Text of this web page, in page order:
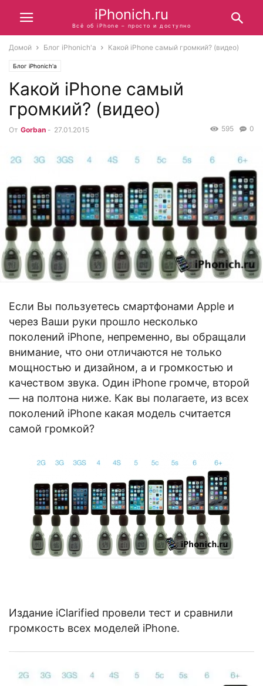
iPhonich.ru
Всё об iPhone – просто и доступно
Домой Блог iPhonich'a Какой iPhone самый громкий? (видео)
Блог iPhonich'a
Какой iPhone самый
громкий? (видео)
От Gorban - 27.01.2015 0
595
Если Вы пользуетесь смартфонами Apple и
через Ваши руки прошло несколько
поколений iPhone, непременно, вы обращали
внимание, что они отличаются не только
мощностью и дизайном, а и громкостью и
качеством звука. Один iPhone громче, второй
— на полтона ниже. Как вы полагаете, из всех
поколений iPhone какая модель считается
самой громкой?
Издание iClarified провели тест и сравнили
громкость всех моделей iPhone.